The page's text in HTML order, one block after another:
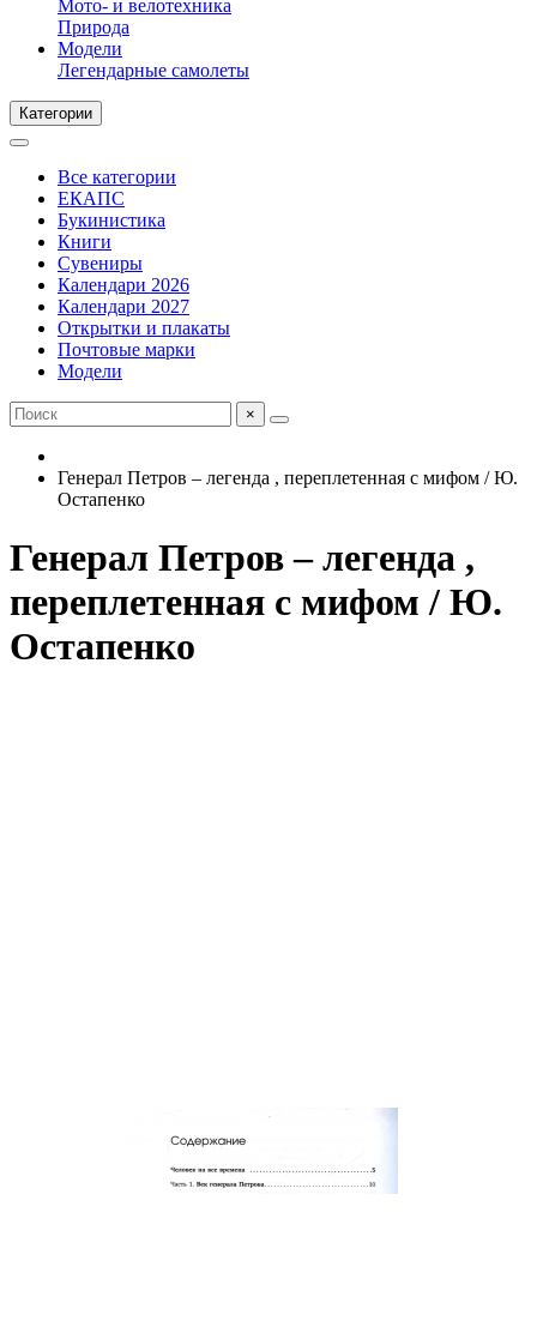
Мото- и велотехника
Природа
Модели
Легендарные самолеты
Категории
Все категории
ЕКАПС
Букинистика
Книги
Сувениры
Календари 2026
Календари 2027
Открытки и плакаты
Почтовые марки
Модели
×
Генерал Петров – легенда , переплетенная с мифом / Ю.
Остапенко
Генерал Петров – легенда ,
переплетенная с мифом / Ю.
Остапенко